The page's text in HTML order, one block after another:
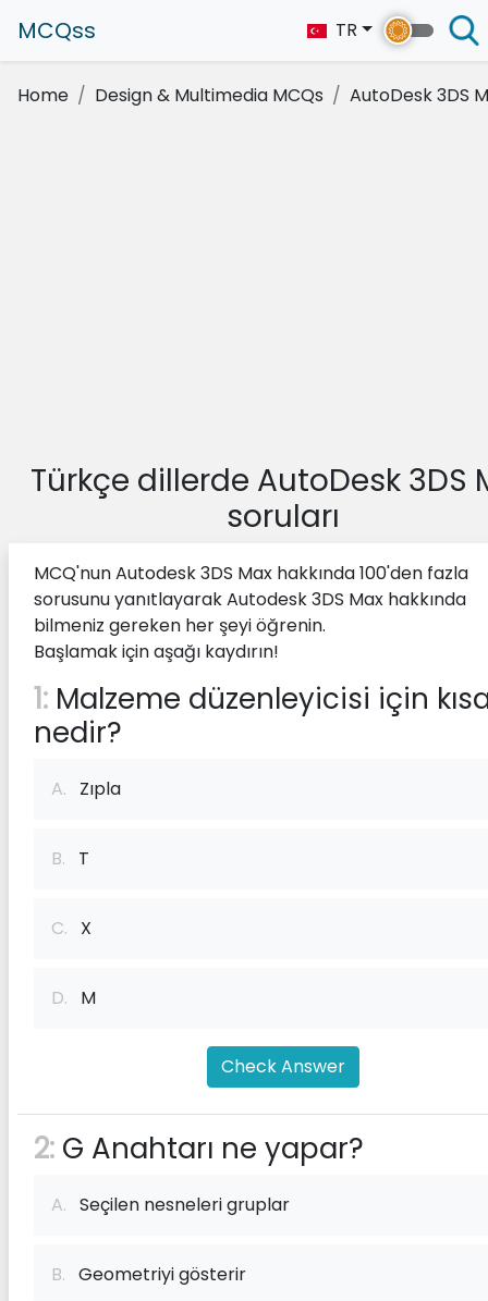
MCQss TR
Home Design & Multimedia MCQs AutoDesk 3DS
Türkçe dillerde AutoDesk 3DS
soruları
MCQ'nun Autodesk 3DS Max hakkında 100'den fazla
sorusunu yanıtlayarak Autodesk 3DS Max hakkında
bilmeniz gereken her şeyi öğrenin.
Başlamak için aşağı kaydırın!
1: Malzeme düzenleyicisi için
nedir?
A. Zıpla
B. T
C. X
D. M
Check Answer
2: G Anahtarı ne yapar?
A. Seçilen nesneleri gruplar
B. Geometriyi gösterir